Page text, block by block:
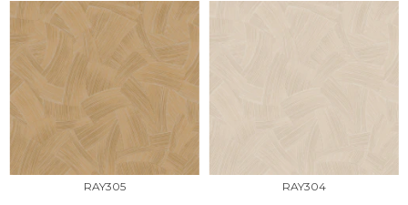
RAY305 RAY304